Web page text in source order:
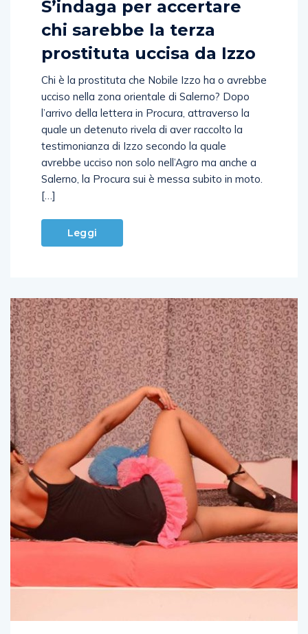
S’indaga per accertare
chi sarebbe la terza
prostituta uccisa da Izzo
Chi è la prostituta che Nobile Izzo ha o avrebbe
ucciso nella zona orientale di Salerno? Dopo
l’arrivo della lettera in Procura, attraverso la
quale un detenuto rivela di aver raccolto la
testimonianza di Izzo secondo la quale
avrebbe ucciso non solo nell’Agro ma anche a
Salerno, la Procura sui è messa subito in moto.
[…]
Leggi